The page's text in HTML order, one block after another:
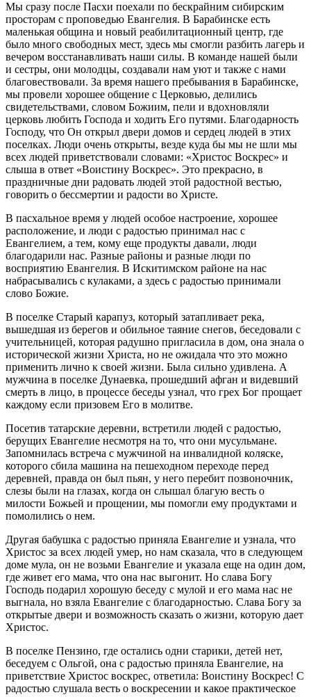
Мы сразу после Пасхи поехали по бескрайним сибирским
просторам с проповедью Евангелия. В Барабинске есть
маленькая община и новый реабилитационный центр, где
было много свободных мест, здесь мы смогли разбить лагерь и
вечером восстанавливать наши силы. В команде нашей были
и сестры, они молодцы, создавали нам уют и также с нами
благовествовали. За время нашего пребывания в Барабинске,
мы провели хорошее общение с Церковью, делились
свидетельствами, словом Божиим, пели и вдохновляли
церковь любить Господа и ходить Его путями. Благодарность
Господу, что Он открыл двери домов и сердец людей в этих
поселках. Люди очень открыты, везде куда бы мы не шли мы
всех людей приветствовали словами: «Христос Воскрес» и
слыша в ответ «Воистину Воскрес». Это прекрасно, в
праздничные дни радовать людей этой радостной вестью,
говорить о бессмертии и радости во Христе.
В пасхальное время у людей особое настроение, хорошее
расположение, и люди с радостью принимал нас с
Евангелием, а тем, кому еще продукты давали, люди
благодарили нас. Разные районы и разные люди по
восприятию Евангелия. В Искитимском районе на нас
набрасывались с кулаками, а здесь с радостью принимали
слово Божие.
В поселке Старый карапуз, который затапливает река,
вышедшая из берегов и обильное таяние снегов, беседовали с
учительницей, которая радушно пригласила в дом, она знала о
исторической жизни Христа, но не ожидала что это можно
применить лично к своей жизни. Была сильно удивлена. А
мужчина в поселке Дунаевка, прошедший афган и видевший
смерть в лицо, в процессе беседы узнал, что грех Бог прощает
каждому если призовем Его в молитве.
Посетив татарские деревни, встретили людей с радостью,
берущих Евангелие несмотря на то, что они мусульмане.
Запомнилась встреча с мужчиной на инвалидной коляске,
которого сбила машина на пешеходном переходе перед
деревней, правда он был пьян, у него перебит позвоночник,
слезы были на глазах, когда он слышал благую весть о
милости Божьей и прощении, мы помогли ему продуктами и
помолились о нем.
Другая бабушка с радостью приняла Евангелие и узнала, что
Христос за всех людей умер, но нам сказала, что в следующем
доме мула, он не возьми Евангелие и указала еще на один дом,
где живет его мама, что она нас выгонит. Но слава Богу
Господь подарил хорошую беседу с мулой и его мама нас не
выгнала, но взяла Евангелие с благодарностью. Слава Богу за
открытые двери и возможность сказать о жизни, которую дает
Христос.
В поселке Пензино, где остались одни старики, детей нет,
беседуем с Ольгой, она с радостью приняла Евангелие, на
приветствие Христос воскрес, ответила: Воистину Воскрес! С
радостью слушала весть о воскресении и какое практическое